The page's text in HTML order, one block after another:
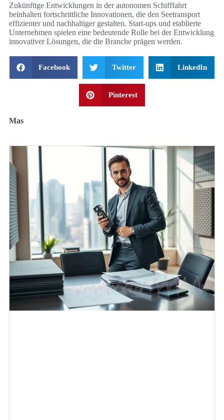
Zukünftige Entwicklungen in der autonomen Schifffahrt
beinhalten fortschrittliche Innovationen, die den Seetransport
effizienter und nachhaltiger gestalten. Start-ups und etablierte
Unternehmen spielen eine bedeutende Rolle bei der Entwicklung
innovativer Lösungen, die die Branche prägen werden.
Facebook Twitter LinkedIn
Pinterest
Mas